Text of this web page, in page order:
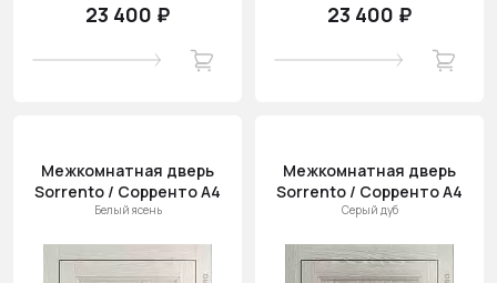
23 400 ₽ 23 400 ₽
Межкомнатная дверь
Sorrento / Сорренто А4
Белый ясень
Межкомнатная дверь
Sorrento / Сорренто А4
Серый дуб